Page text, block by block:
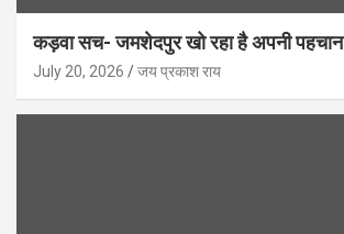
कड़वा सच- जमशेदपुर खो रहा है अपनी पहचान
July 20, 2026 जय प्रकाश राय